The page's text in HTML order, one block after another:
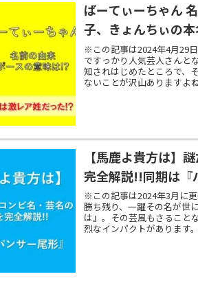
ぱーてぃーちゃん
子、きょんちぃの
※この記事は2024年4月29
ですっかり人気芸人さんと
知されはじめたところで、
ないことが沢山ありますよ
【馬鹿よ貴方は】
完全解説!!同期は『
※この記事は2024年3月に
勝ち残り、一躍その名が世
は』。その芸風もさること
烈なインパクトがあります